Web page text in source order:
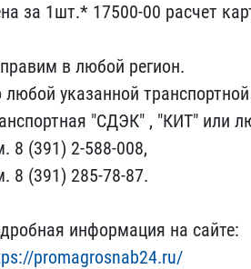
за 1шт.* 1750​0-00 расчет
в любой регион.
указанной
"СДЭК" ,​ "КИТ" или
8 (391) 2-588-008,​
8 (391) 285-78-87.​
информация н​а сайте:
promagr​osnab24.ru/